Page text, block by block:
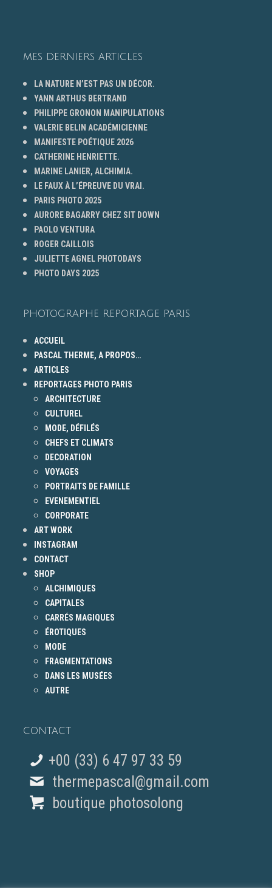
MES DERNIERS ARTICLES
LA NATURE N’EST PAS UN DÉCOR.
YANN ARTHUS BERTRAND
PHILIPPE GRONON MANIPULATIONS
VALERIE BELIN ACADÉMICIENNE
MANIFESTE POÉTIQUE 2026
CATHERINE HENRIETTE.
MARINE LANIER, ALCHIMIA.
LE FAUX À L’ÉPREUVE DU VRAI.
PARIS PHOTO 2025
AURORE BAGARRY CHEZ SIT DOWN
PAOLO VENTURA
ROGER CAILLOIS
JULIETTE AGNEL PHOTODAYS
PHOTO DAYS 2025
PHOTOGRAPHE REPORTAGE PARIS
ACCUEIL
PASCAL THERME, A PROPOS…
ARTICLES
REPORTAGES PHOTO PARIS
ARCHITECTURE
CULTUREL
MODE, DÉFILÉS
CHEFS ET CLIMATS
DECORATION
VOYAGES
PORTRAITS DE FAMILLE
EVENEMENTIEL
CORPORATE
ART WORK
INSTAGRAM
CONTACT
SHOP
ALCHIMIQUES
CAPITALES
CARRÉS MAGIQUES
ÉROTIQUES
MODE
FRAGMENTATIONS
DANS LES MUSÉES
AUTRE
CONTACT
+00 (33) 6 47 97 33 59
thermepascal@gmail.com
boutique photosolong